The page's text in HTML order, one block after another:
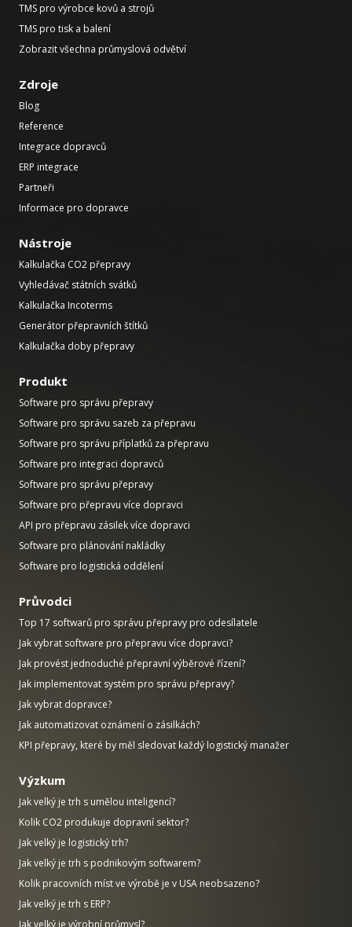
TMS pro výrobce kovů a strojů
TMS pro tisk a balení
Zobrazit všechna průmyslová odvětví
Zdroje
Blog
Reference
Integrace dopravců
ERP integrace
Partneři
Informace pro dopravce
Nástroje
Kalkulačka CO2 přepravy
Vyhledávač státních svátků
Kalkulačka Incoterms
Generátor přepravních štítků
Kalkulačka doby přepravy
Produkt
Software pro správu přepravy
Software pro správu sazeb za přepravu
Software pro správu příplatků za přepravu
Software pro integraci dopravců
Software pro správu přepravy
Software pro přepravu více dopravci
API pro přepravu zásilek více dopravci
Software pro plánování nakládky
Software pro logistická oddělení
Průvodci
Top 17 softwarů pro správu přepravy pro odesílatele
Jak vybrat software pro přepravu více dopravci?
Jak provést jednoduché přepravní výběrové řízení?
Jak implementovat systém pro správu přepravy?
Jak vybrat dopravce?
Jak automatizovat oznámení o zásilkách?
KPI přepravy, které by měl sledovat každý logistický manažer
Výzkum
Jak velký je trh s umělou inteligencí?
Kolik CO2 produkuje dopravní sektor?
Jak velký je logistický trh?
Jak velký je trh s podnikovým softwarem?
Kolik pracovních míst ve výrobě je v USA neobsazeno?
Jak velký je trh s ERP?
Jak velký je výrobní průmysl?